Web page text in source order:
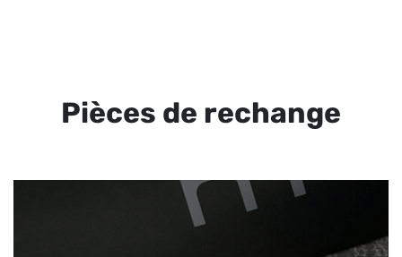
Pièces de rechange